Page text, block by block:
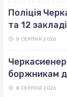
Поліція
та 12
8 СЕРПНЯ 2026
боржникам
8 СЕРПНЯ 2026